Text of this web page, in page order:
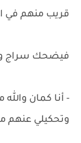
قريب منهم في
فيضحك سراج
- أنا كمان
وتحكيلي عنهم